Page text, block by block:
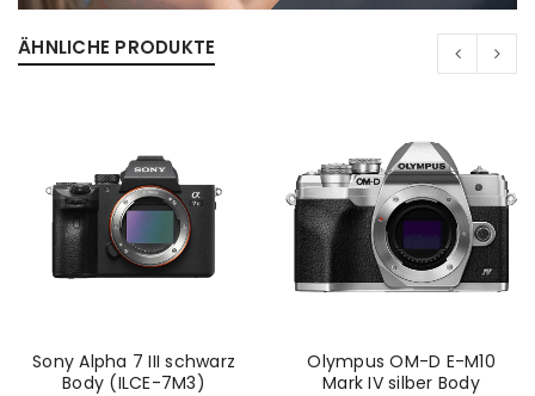
ÄHNLICHE PRODUKTE
Sony Alpha 7 III schwarz
Body (ILCE-7M3)
Olympus OM-D E-M10
Mark IV silber Body